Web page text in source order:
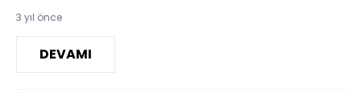
3 yıl önce
DEVAMI